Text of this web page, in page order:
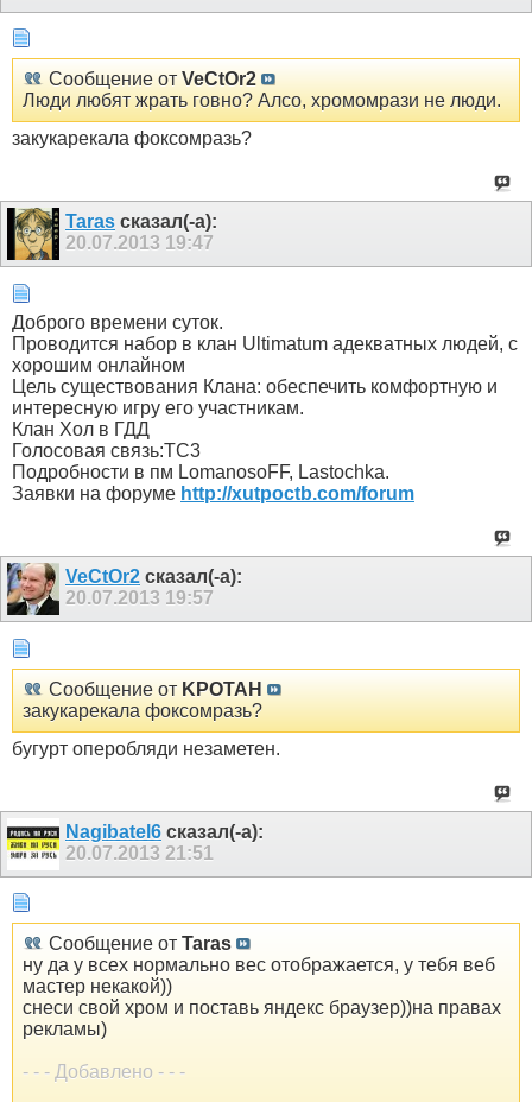
Сообщение от VeCtOr2
Люди любят жрать говно? Алсо, хромомрази не люди.
закукарекала фоксомразь?
Taras сказал(-а):
20.07.2013 19:47
Доброго времени суток.
Проводится набор в клан Ultimatum адекватных людей, с
хорошим онлайном
Цель существования Клана: обеспечить комфортную и
интересную игру его участникам.
Клан Хол в ГДД
Голосовая связь:ТС3
Подробности в пм LomanosoFF, Lastochka.
Заявки на форуме http://xutpoctb.com/forum
VeCtOr2 сказал(-а):
20.07.2013 19:57
Сообщение от KPOTAH
закукарекала фоксомразь?
бугурт оперобляди незаметен.
Nagibatel6 сказал(-а):
20.07.2013 21:51
Сообщение от Taras
ну да у всех нормально вес отображается, у тебя веб
мастер некакой))
снеси свой хром и поставь яндекс браузер))на правах
рекламы)
- - - Добавлено - - -